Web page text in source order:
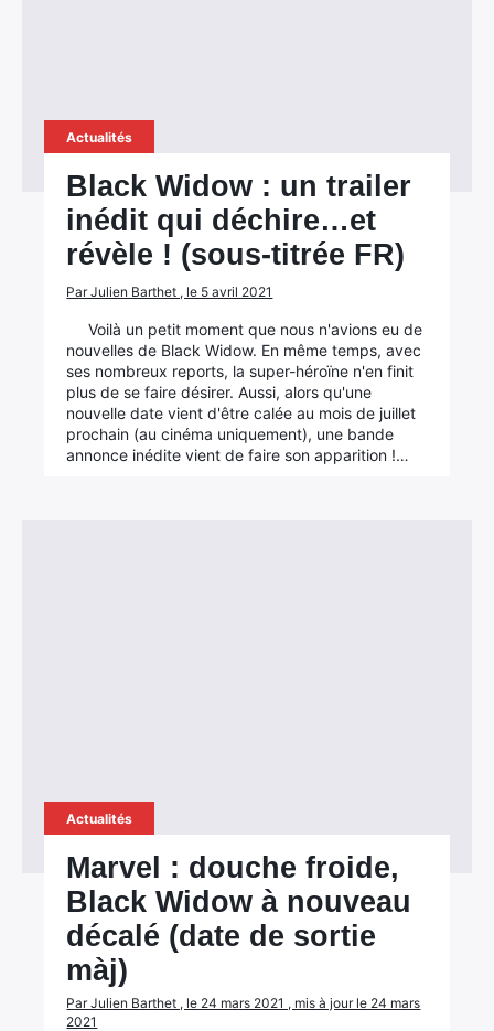
Actualités
Black Widow : un trailer
inédit qui déchire…et
révèle ! (sous-titrée FR)
Par Julien Barthet , le 5 avril 2021
Voilà un petit moment que nous n'avions eu de
nouvelles de Black Widow. En même temps, avec
ses nombreux reports, la super-héroïne n'en finit
plus de se faire désirer. Aussi, alors qu'une
nouvelle date vient d'être calée au mois de juillet
prochain (au cinéma uniquement), une bande
annonce inédite vient de faire son apparition !…
Actualités
Marvel : douche froide,
Black Widow à nouveau
décalé (date de sortie
màj)
Par Julien Barthet , le 24 mars 2021 , mis à jour le 24 mars
2021